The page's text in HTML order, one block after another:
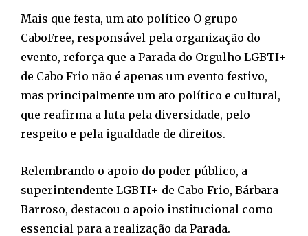
Mais que festa, um ato político O grupo
CaboFree, responsável pela organização do
evento, reforça que a Parada do Orgulho LGBTI+
de Cabo Frio não é apenas um evento festivo,
mas principalmente um ato político e cultural,
que reafirma a luta pela diversidade, pelo
respeito e pela igualdade de direitos.
Relembrando o apoio do poder público, a
superintendente LGBTI+ de Cabo Frio, Bárbara
Barroso, destacou o apoio institucional como
essencial para a realização da Parada.